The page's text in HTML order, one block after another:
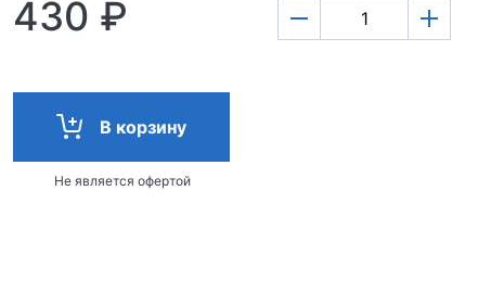
430 ₽
В корзину
Не является офертой